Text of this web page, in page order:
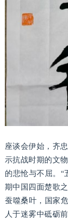
座谈会伊始，齐
示抗战时期的文
的悲怆与不屈。“
期中国四面楚歌
蚕噬桑叶，国家
人于迷雾中砥砺